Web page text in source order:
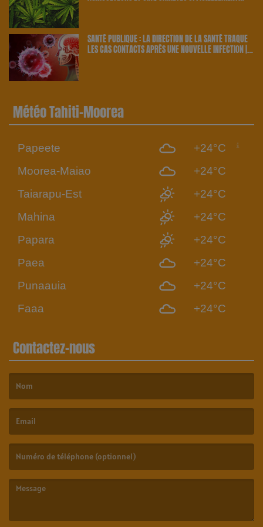
SANTÉ PUBLIQUE : LA DIRECTION DE LA SANTÉ TRAQUE
LES CAS CONTACTS APRÈS UNE NOUVELLE INFECTION |
Météo Tahiti-Moorea
Papeete
+24°C
Moorea-Maiao
+24°C
Taiarapu-Est
+24°C
Mahina
+24°C
Papara
+24°C
Paea
+24°C
Punaauia
+24°C
Faaa
+24°C
Contactez-nous